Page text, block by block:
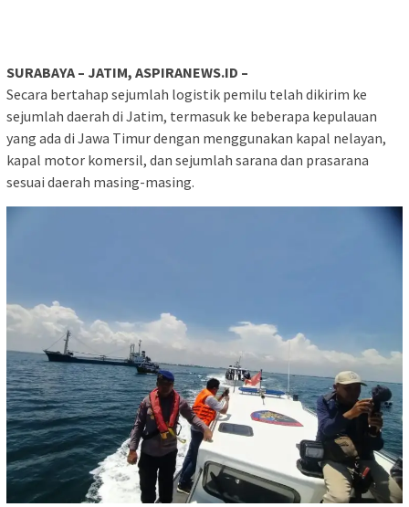
SURABAYA – JATIM, ASPIRANEWS.ID –
Secara bertahap sejumlah logistik pemilu telah dikirim ke
sejumlah daerah di Jatim, termasuk ke beberapa kepulauan
yang ada di Jawa Timur dengan menggunakan kapal nelayan,
kapal motor komersil, dan sejumlah sarana dan prasarana
sesuai daerah masing-masing.